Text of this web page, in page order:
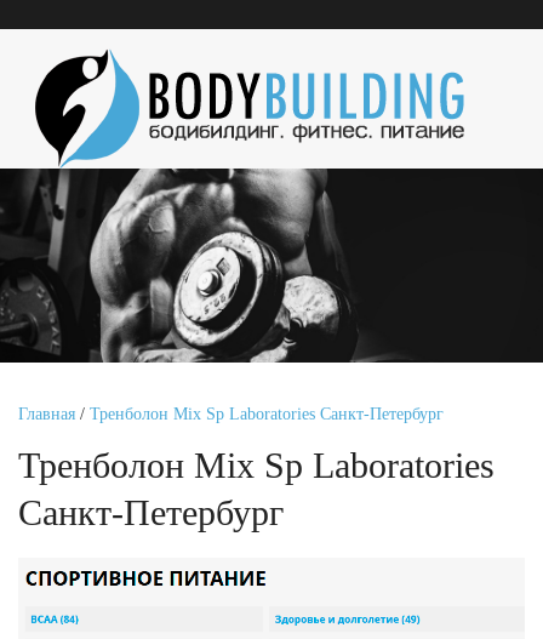
Главная / Тренболон Mix Sp Laboratories Санкт-Петербург
Тренболон Mix Sp Laboratories
Санкт-Петербург